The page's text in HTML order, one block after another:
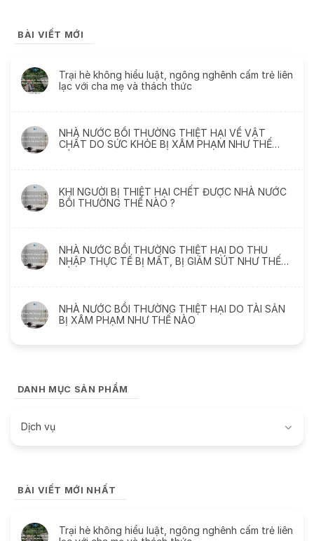
BÀI VIẾT MỚI
Trại hè không hiểu luật, ngông nghênh cấm trẻ liên
lạc với cha mẹ và thách thức
NHÀ NƯỚC BỒI THƯỜNG THIỆT HẠI VỀ VẬT
CHẤT DO SỨC KHỎE BỊ XÂM PHẠM NHƯ THẾ
KHI NGƯỜI BỊ THIỆT HẠI CHẾT ĐƯỢC NHÀ NƯỚC
BỒI THƯỜNG THẾ NÀO ?
NHÀ NƯỚC BỒI THƯỜNG THIỆT HẠI DO THU
NHẬP THỰC TẾ BỊ MẤT, BỊ GIẢM SÚT NHƯ THẾ
NHÀ NƯỚC BỒI THƯỜNG THIỆT HẠI DO TÀI SẢN
BỊ XÂM PHẠM NHƯ THẾ NÀO
DANH MỤC SẢN PHẨM
Dịch vụ
BÀI VIẾT MỚI NHẤT
Trại hè không hiểu luật, ngông nghênh cấm trẻ liên